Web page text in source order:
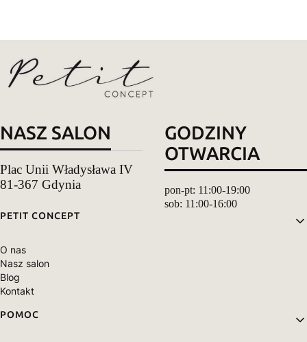
NASZ SALON
Plac Unii Władysława IV
81-367 Gdynia
GODZINY
OTWARCIA
pon-pt: 11:00-19:00
sob: 11:00-16:00
Linki w stopce
PETIT CONCEPT
O nas
Nasz salon
Blog
Kontakt
POMOC